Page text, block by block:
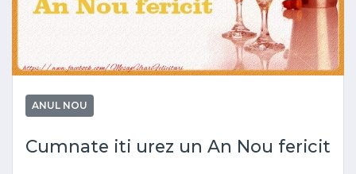
ANUL NOU
Cumnate iti urez un An Nou fericit